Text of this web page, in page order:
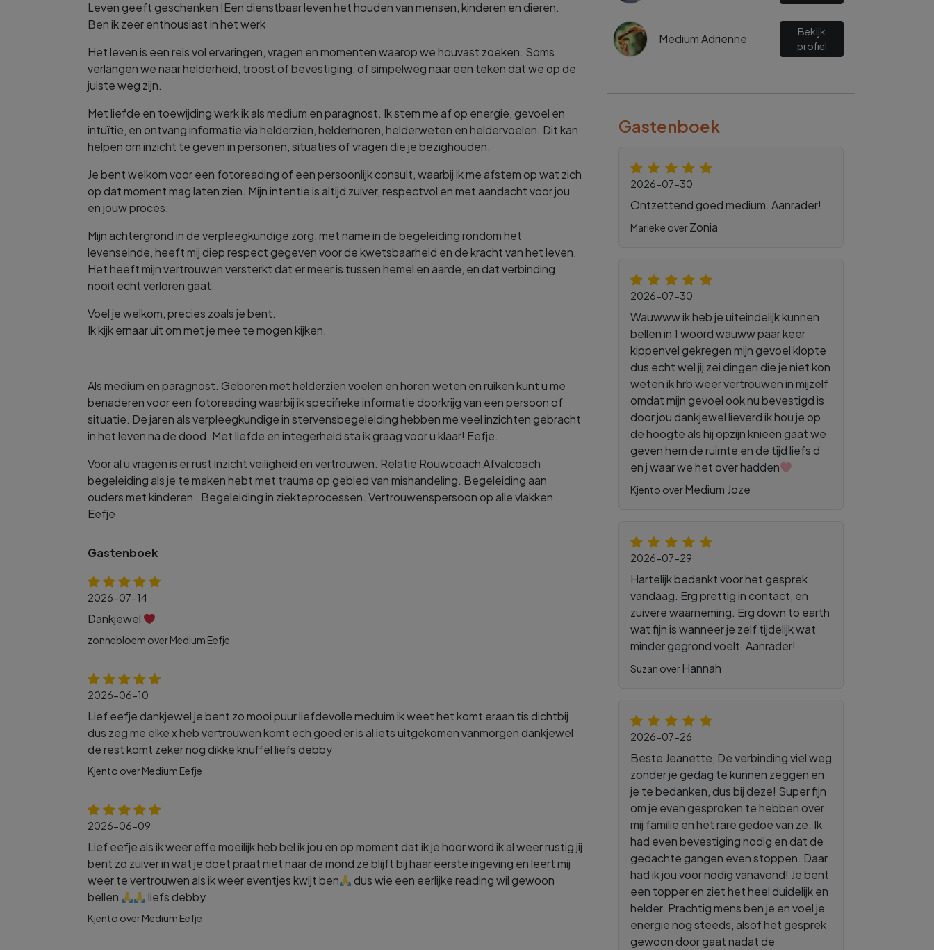
Leven geeft geschenken !Een dienstbaar leven het houden van mensen, kinderen en dieren.
Ben ik zeer enthousiast in het werk
Het leven is een reis vol ervaringen, vragen en momenten waarop we houvast zoeken. Soms
verlangen we naar helderheid, troost of bevestiging, of simpelweg naar een teken dat we op de
juiste weg zijn.
Met liefde en toewijding werk ik als medium en paragnost. Ik stem me af op energie, gevoel en
intuïtie, en ontvang informatie via helderzien, helderhoren, helderweten en heldervoelen. Dit kan
helpen om inzicht te geven in personen, situaties of vragen die je bezighouden.
Je bent welkom voor een fotoreading of een persoonlijk consult, waarbij ik me afstem op wat zich
op dat moment mag laten zien. Mijn intentie is altijd zuiver, respectvol en met aandacht voor jou
en jouw proces.
Mijn achtergrond in de verpleegkundige zorg, met name in de begeleiding rondom het
levenseinde, heeft mij diep respect gegeven voor de kwetsbaarheid en de kracht van het leven.
Het heeft mijn vertrouwen versterkt dat er meer is tussen hemel en aarde, en dat verbinding
nooit echt verloren gaat.
Voel je welkom, precies zoals je bent.
Ik kijk ernaar uit om met je mee te mogen kijken.
Als medium en paragnost. Geboren met helderzien voelen en horen weten en ruiken kunt u me
benaderen voor een fotoreading waarbij ik specifieke informatie doorkrijg van een persoon of
situatie. De jaren als verpleegkundige in stervensbegeleiding hebben me veel inzichten gebracht
in het leven na de dood. Met liefde en integerheid sta ik graag voor u klaar! Eefje.
Voor al u vragen is er rust inzicht veiligheid en vertrouwen. Relatie Rouwcoach Afvalcoach
begeleiding als je te maken hebt met trauma op gebied van mishandeling. Begeleiding aan
ouders met kinderen . Begeleiding in ziekteprocessen. Vertrouwenspersoon op alle vlakken .
Eefje
Gastenboek
2026-07-14
Dankjewel
zonnebloem over Medium Eefje
2026-06-10
Lief eefje dankjewel je bent zo mooi puur liefdevolle meduim ik weet het komt eraan tis dichtbij
dus zeg me elke x heb vertrouwen komt ech goed er is al iets uitgekomen vanmorgen dankjewel
de rest komt zeker nog dikke knuffel liefs debby
Kjento over Medium Eefje
2026-06-09
Lief eefje als ik weer effe moeilijk heb bel ik jou en op moment dat ik je hoor word ik al weer rustig jij
bent zo zuiver in wat je doet praat niet naar de mond ze blijft bij haar eerste ingeving en leert mij
weer te vertrouwen als ik weer eventjes kwijt ben
dus wie een eerlijke reading wil gewoon
bellen
liefs debby
Kjento over Medium Eefje
Medium Adrienne
Bekijk
profiel
Gastenboek
2026-07-30
Ontzettend goed medium. Aanrader!
Marieke overZonia
2026-07-30
Wauwww ik heb je uiteindelijk kunnen
bellen in 1 woord wauww paar keer
kippenvel gekregen mijn gevoel klopte
dus echt wel jij zei dingen die je niet kon
weten ik hrb weer vertrouwen in mijzelf
omdat mijn gevoel ook nu bevestigd is
door jou dankjewel lieverd ik hou je op
de hoogte als hij opzijn knieën gaat we
geven hem de ruimte en de tijd liefs d
en j waar we het over hadden
Kjento overMedium Joze
2026-07-29
Hartelijk bedankt voor het gesprek
vandaag. Erg prettig in contact, en
zuivere waarneming. Erg down to earth
wat fijn is wanneer je zelf tijdelijk wat
minder gegrond voelt. Aanrader!
Suzan overHannah
2026-07-26
Beste Jeanette, De verbinding viel weg
zonder je gedag te kunnen zeggen en
je te bedanken, dus bij deze! Super fijn
om je even gesproken te hebben over
mij familie en het rare gedoe van ze. Ik
had even bevestiging nodig en dat de
gedachte gangen even stoppen. Daar
had ik jou voor nodig vanavond! Je bent
een topper en ziet het heel duidelijk en
helder. Prachtig mens ben je en voel je
energie nog steeds, alsof het gesprek
gewoon door gaat nadat de